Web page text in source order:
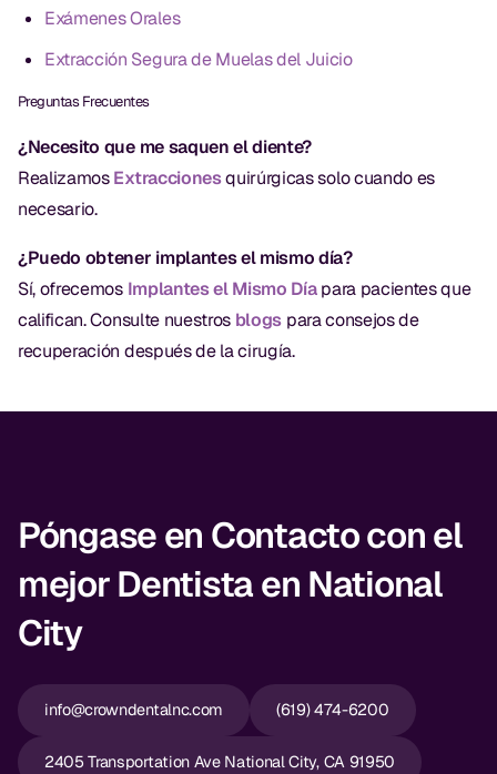
Dentaduras en el Mismo Día
Implantes el Mismo Día
Reparaciones el Mismo Día
COSMÉTICA
Coronas de Cerámica
Carillas
CBCT
ORTODONCIA
Invisalign
DOCTORES
Exámenes Orales
Extracción Segura de Muelas del Juicio
Preguntas Frecuentes
¿Necesito que me saquen el diente?
RealizamosExtraccionesquirúrgicas solo cuando es
necesario.
¿Puedo obtener implantes el mismo día?
Sí, ofrecemos Implantes el Mismo Díapara pacientes que
califican. Consulte nuestros blogs para consejos de
recuperación después de la cirugía.
Póngase en Contacto con el
mejor Dentista en National
City
info@crowndentalnc.com (619) 474-6200
2405 Transportation Ave National City, CA 91950